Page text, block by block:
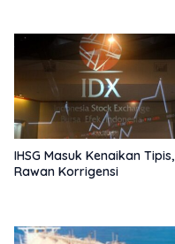
IHSG Masuk Kenaikan Tipis,
Rawan Korrigensi